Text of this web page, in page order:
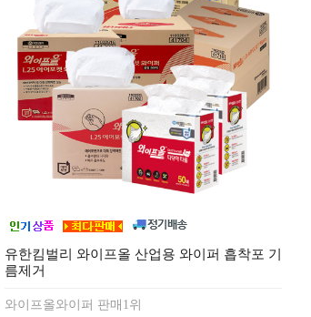
유한킴벌리 와이프올 산업용 와이퍼 흡착포 기
름제거
와이프올와이퍼 판매1위